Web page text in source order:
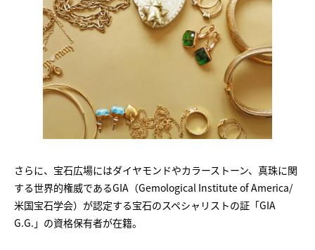
さらに、宝石広場にはダイヤモンドやカラーストーン、真珠に関
する世界的権威であるGIA（Gemological Institute of America/
米国宝石学会）が認定する宝石のスペシャリストの証「GIA
G.G.」の資格保有者が在籍。